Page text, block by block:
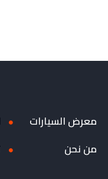
معرض السيارات
من نحن